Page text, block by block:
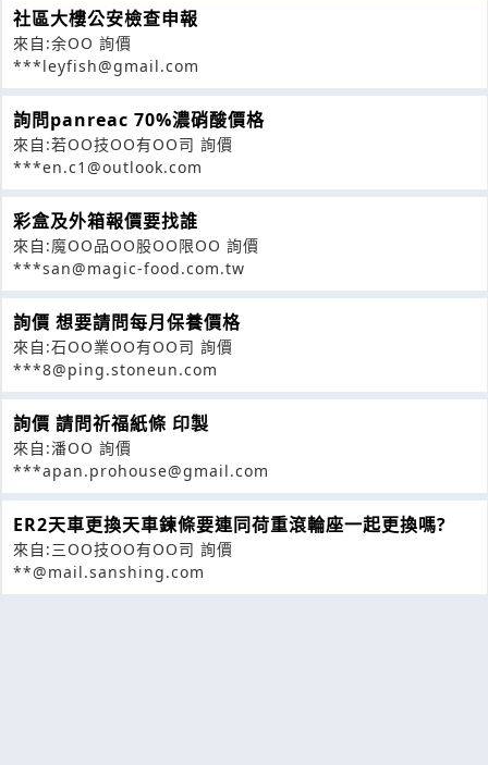
社區大樓公安檢查申報
來自:余OO 詢價
***leyfish@gmail.com
詢問panreac 70%濃硝酸價格
來自:若OO技OO有OO司 詢價
***en.c1@outlook.com
彩盒及外箱報價要找誰
來自:魔OO品OO股OO限OO 詢價
***san@magic-food.com.tw
詢價 想要請問每月保養價格
來自:石OO業OO有OO司 詢價
***8@ping.stoneun.com
詢價 請問祈福紙條 印製
來自:潘OO 詢價
***apan.prohouse@gmail.com
ER2天車更換天車鍊條要連同荷重滾輪座一起更換嗎?
來自:三OO技OO有OO司 詢價
**@mail.sanshing.com